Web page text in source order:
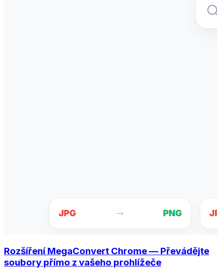
Rozšíření MegaConvert Chrome — Převádějte
soubory přímo z vašeho prohlížeče